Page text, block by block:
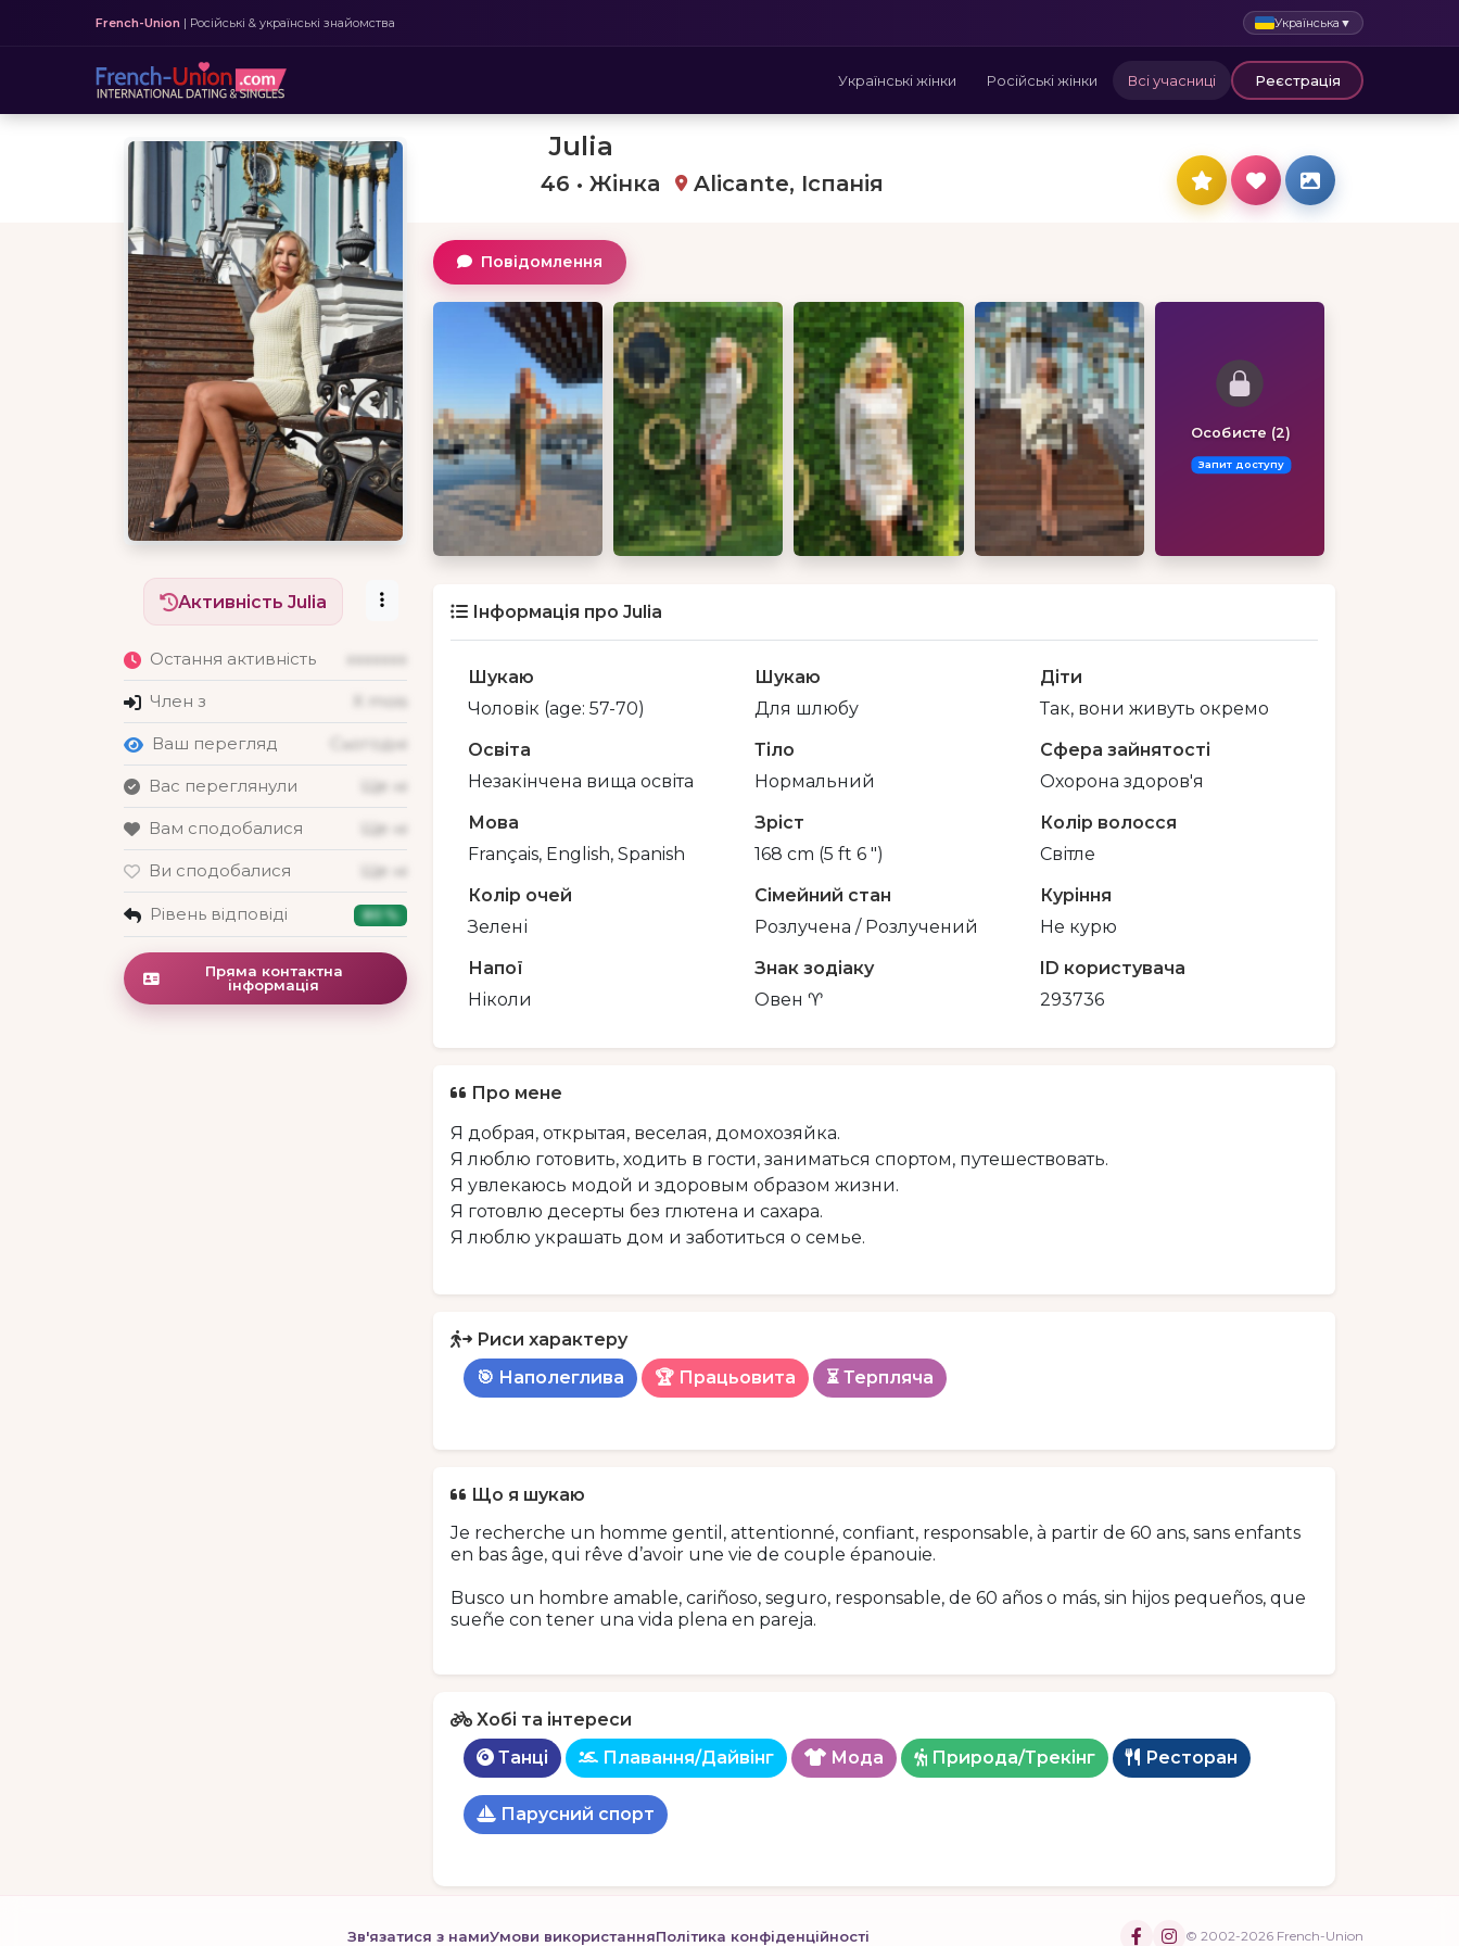
French-Union | Російські & українські знайомства Українська ▼
Українські жінки Російські жінки Всі учасниці Реєстрація
Julia
46 • Жінка Alicante, Іспанія
Активність Julia
Остання активність xxxxxxx
Член з X mois
Ваш перегляд Сьогодні
Вас переглянули Ще ні
Вам сподобалися Ще ні
Ви сподобалися Ще ні
Рівень відповіді 80 %
Пряма контактна
інформація
Повідомлення
Особисте (2)
Запит доступу
Інформація про Julia
Шукаю
Чоловік (age: 57-70)
Шукаю
Для шлюбу
Діти
Так, вони живуть окремо
Освіта
Незакінчена вища освіта
Тіло
Нормальний
Сфера зайнятості
Охорона здоров'я
Мова
Français, English, Spanish
Зріст
168 cm (5 ft 6 ")
Колір волосся
Світле
Колір очей
Зелені
Сімейний стан
Розлучена / Розлучений
Куріння
Не курю
Напої
Ніколи
Знак зодіаку
Овен ♈
ID користувача
293736
Про мене
Я добрая, открытая, веселая, домохозяйка.
Я люблю готовить, ходить в гости, заниматься спортом, путешествовать.
Я увлекаюсь модой и здоровым образом жизни.
Я готовлю десерты без глютена и сахара.
Я люблю украшать дом и заботиться о семье.
Риси характеру
🎯 Наполеглива
🏆 Працьовита ⏳ Терпляча
Що я шукаю
Je recherche un homme gentil, attentionné, confiant, responsable, à partir de 60 ans, sans enfants
en bas âge, qui rêve d’avoir une vie de couple épanouie.
Busco un hombre amable, cariñoso, seguro, responsable, de 60 años o más, sin hijos pequeños, que
sueñe con tener una vida plena en pareja.
Хобі та інтереси
Танці
Плавання/Дайвінг Мода Природа/Трекінг Ресторан
Парусний спорт
Зв'язатися з намиУмови використанняПолітика конфіденційності © 2002-2026 French-Union